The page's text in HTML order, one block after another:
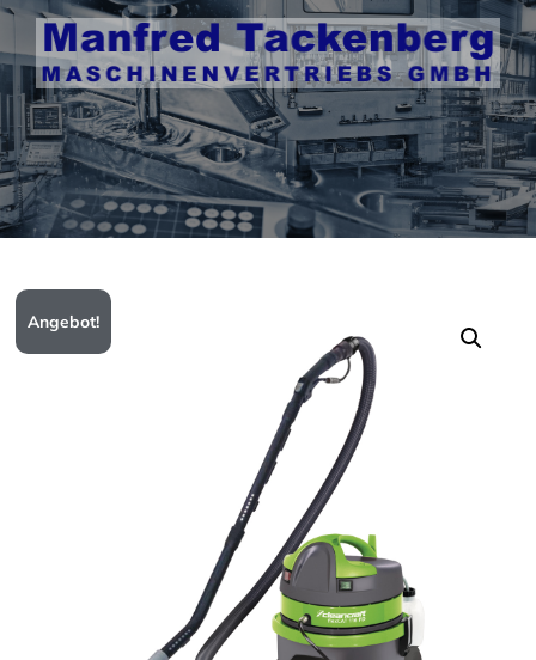
Angebot!